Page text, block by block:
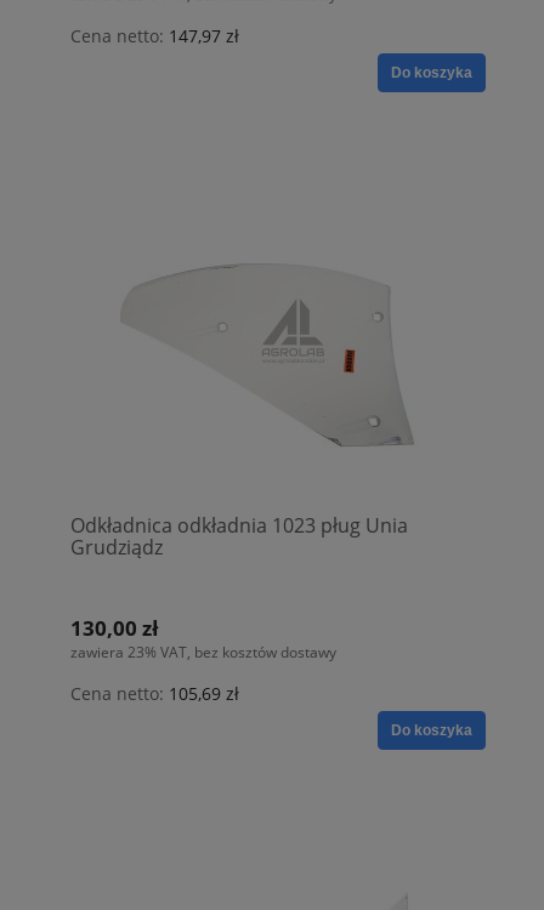
Cena netto: 147,97 zł
Do koszyka
Odkładnica odkładnia 1023 pług Unia
Grudziądz
130,00 zł
zawiera 23% VAT, bez kosztów dostawy
Cena netto: 105,69 zł
Do koszyka